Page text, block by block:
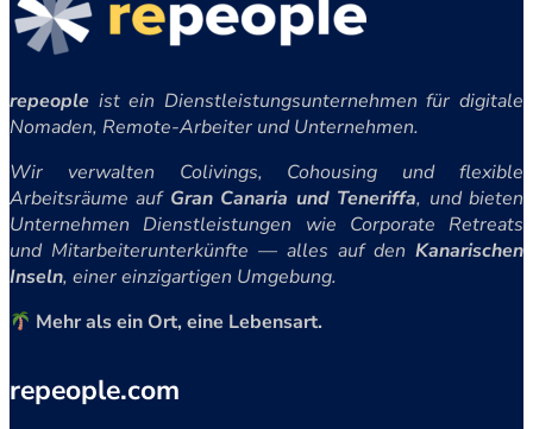
repeople ist ein Dienstleistungsunternehmen für digitale
Nomaden, Remote-Arbeiter und Unternehmen.
Wir verwalten Colivings, Cohousing und flexible
Arbeitsräume auf Gran Canaria und Teneriffa, und bieten
Unternehmen Dienstleistungen wie Corporate Retreats
und Mitarbeiterunterkünfte — alles auf den Kanarischen
Inseln, einer einzigartigen Umgebung.
Mehr als ein Ort, eine Lebensart.
repeople.com